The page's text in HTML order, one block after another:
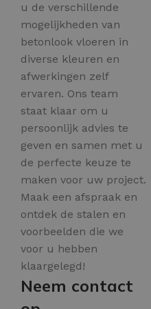
u de verschillende
mogelijkheden van
betonlook vloeren in
diverse kleuren en
afwerkingen zelf
ervaren. Ons team
staat klaar om u
persoonlijk advies te
geven en samen met u
de perfecte keuze te
maken voor uw project.
Maak een afspraak en
ontdek de stalen en
voorbeelden die we
voor u hebben
klaargelegd!
Neem contact